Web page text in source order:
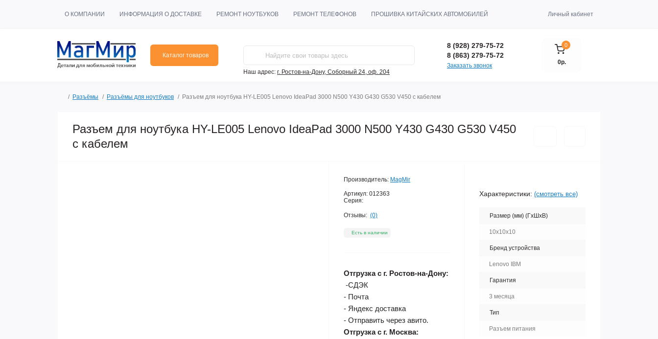
О КОМПАНИИ ИНФОРМАЦИЯ О ДОСТАВКЕ РЕМОНТ НОУТБУКОВ РЕМОНТ ТЕЛЕФОНОВ ПРОШИВКА КИТАЙСКИХ АВТОМОБИЛЕЙ Личный кабинет
Каталог товаров
Наш адрес: г. Ростов-на-Дону, Соборный 24, оф. 204
8 (928) 279-75-72
8 (863) 279-75-72
Заказать звонок
0
0р.
Разъёмы Разъёмы для ноутбуков Разъем для ноутбука HY-LE005 Lenovo IdeaPad 3000 N500 Y430 G430 G530 V450 с кабелем
Разъем для ноутбука HY-LE005 Lenovo IdeaPad 3000 N500 Y430 G430 G530 V450
с кабелем
Производитель: MagMir
Артикул: 012363
Серия:
Отзывы: (0)
Есть в наличии
Отгрузка с г. Ростов-на-Дону:
-СДЭК
- Почта
- Яндекс доставка
- Отправить через авито.
Отгрузка с г. Москва:
Характеристики: (смотреть все)
Размер (мм) (ГхШхВ)
10x10x10
Бренд устройства
Lenovo IBM
Гарантия
3 месяца
Тип
Разъем питания